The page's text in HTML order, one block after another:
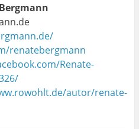
renatebergmann
Renate-
autor/renate-